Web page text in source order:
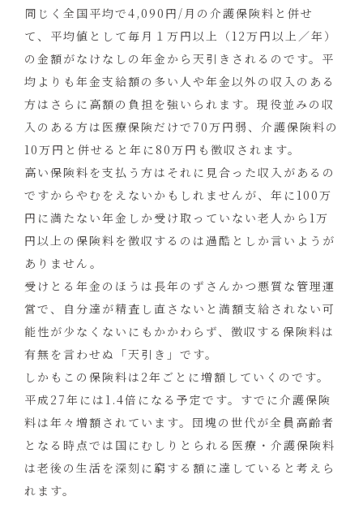
同じく全国平均で4,090円/月の介護保険料と併せ
て、平均値として毎月１万円以上（12万円以上／年）
の金額がなけなしの年金から天引きされるのです。平
均よりも年金支給額の多い人や年金以外の収入のある
方はさらに高額の負担を強いられます。現役並みの収
入のある方は医療保険だけで70万円弱、介護保険料の
10万円と併せると年に80万円も徴収されます。
高い保険料を支払う方はそれに見合った収入があるの
ですからやむをえないかもしれませんが、年に100万
円に満たない年金しか受け取っていない老人から1万
円以上の保険料を徴収するのは過酷としか言いようが
ありません。
受けとる年金のほうは長年のずさんかつ悪質な管理運
営で、自分達が精査し直さないと満額支給されない可
能性が少なくないにもかかわらず、徴収する保険料は
有無を言わせぬ「天引き」です。
しかもこの保険料は2年ごとに増額していくのです。
平成27年には1.4倍になる予定です。すでに介護保険
料は年々増額されています。団塊の世代が全員高齢者
となる時点では国にむしりとられる医療・介護保険料
は老後の生活を深刻に窮する額に達していると考えら
れます。